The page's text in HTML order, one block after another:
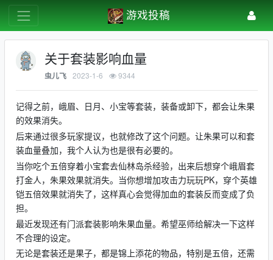
游戏投稿
关于套装影响血量
虫儿飞 2023-1-6 9344
记得之前，峨眉、日月、小宝等套装，装备或卸下，都会让朱果
的效果消失。
后来通过很多玩家提议，也就修改了这个问题。让朱果可以和套
装血量叠加，我个人认为也是很有必要的。
当你吃个五倍穿着小宝套去仙林岛杀经验，出来后想穿个峨眉套
打金人，朱果效果就消失。当你想增加攻击力玩玩PK，穿个英雄
铠五倍效果就消失了，这样真心会觉得加血的套装反而变成了负
担。
最近发现还有门派套装影响朱果血量。希望巫师给解决一下这样
不合理的设定。
无论是套装还是果子，都是锦上添花的物品，特别是五倍，还需